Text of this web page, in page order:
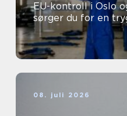
EU-kontroll i Oslo
sørger du for en
08. juli 2026